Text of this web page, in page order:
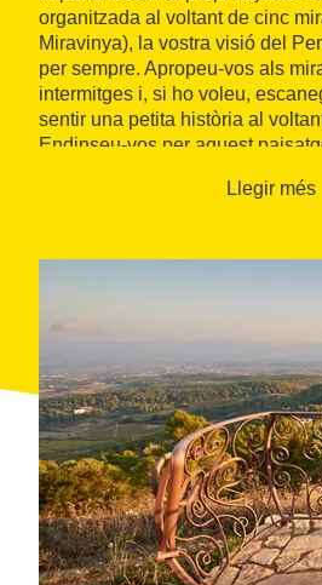
organitzada al voltant de cinc
Miravinya), la vostra visió del
per sempre. Apropeu-vos als
intermitges i, si ho voleu,
sentir una petita història al
Endinseu-vos per aquest
Llegir més